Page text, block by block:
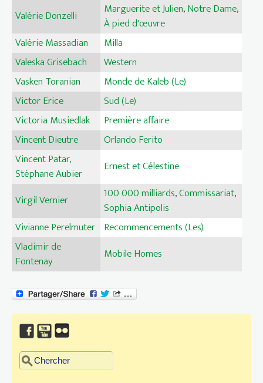
Valérie Donzelli
Marguerite et Julien,Notre Dame,
À pied d'œuvre
Valérie Massadian
Milla
Valeska Grisebach
Western
Vasken Toranian
Monde de Kaleb (Le)
Victor Erice
Sud (Le)
Victoria Musiedlak
Première affaire
Vincent Dieutre
Orlando Ferito
Vincent Patar,
Stéphane Aubier
Ernest et Célestine
Virgil Vernier 100 000 milliards,Commissariat,
Sophia Antipolis
Vivianne Perelmuter Recommencements (Les)
Vladimir de
Fontenay
Mobile Homes
Formulaire de recherche
Chercher dans ce site